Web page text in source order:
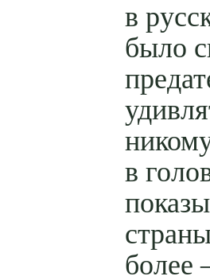
в
было
в
более